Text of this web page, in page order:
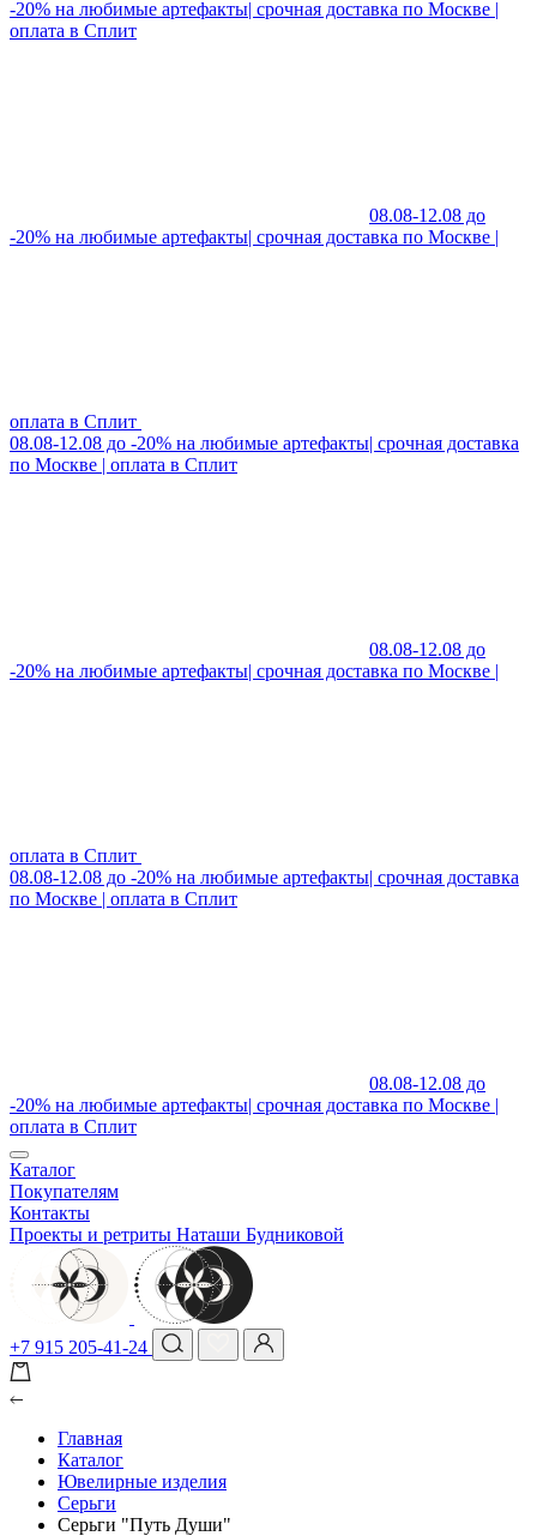
-20% на любимые артефакты| срочная доставка по Москве |
оплата в Сплит
08.08-12.08 до
-20% на любимые артефакты| срочная доставка по Москве |
оплата в Сплит
08.08-12.08 до -20% на любимые артефакты| срочная доставка
по Москве | оплата в Сплит
08.08-12.08 до
-20% на любимые артефакты| срочная доставка по Москве |
оплата в Сплит
08.08-12.08 до -20% на любимые артефакты| срочная доставка
по Москве | оплата в Сплит
08.08-12.08 до
-20% на любимые артефакты| срочная доставка по Москве |
оплата в Сплит
Каталог
Покупателям
Контакты
Проекты и ретриты Наташи Будниковой
+7 915 205-41-24
Главная
Каталог
Ювелирные изделия
Серьги
Серьги "Путь Души"